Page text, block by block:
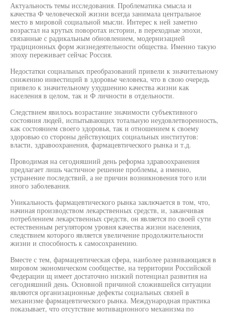
Актуальность темы исследования. Проблематика смысла и
качества Ф человеческой жизни всегда занимала центральное
место в мировой социальной мысли. Интерес к ней заметно
возрастал на крутых поворотах истории, в переходные эпохи,
связанные с радикальным обновлением, модернизацией
традиционных форм жизнедеятельности общества. Именно такую
эпоху переживает сейчас Россия.
Недостатки социальных преобразований привели к значительному
снижению инвестиций в здоровье человека, что в свою очередь
привело к значительному ухудшению качества жизни как
населения в целом, так и Ф личности в отдельности.
Следствием явилось возрастание значимости субъективного
состояния людей, испытывающих тотальную неудовлетворенность,
как состоянием своего здоровья, так и отношением к своему
здоровью со стороны действующих социальных институтов:
власти, здравоохранения, фармацевтического рынка и т.д.
Проводимая на сегодняшний день реформа здравоохранения
предлагает лишь частичное решение проблемы, а именно,
устранение последствий, а не причин возникновения того или
иного заболевания.
Уникальность фармацевтического рынка заключается в том, что,
начиная производством лекарственных средств, и, заканчивая
потреблением лекарственных средств, он является по своей сути
естественным регулятором уровня качества жизни населения,
следствием которого является увеличение продолжительности
жизни и способность к самосохранению.
Вместе с тем, фармацевтическая сфера, наиболее развивающаяся в
мировом экономическом сообществе, на территории Российской
Федерации щ имеет достаточно низкий потенциал развития на
сегодняшний день. Основной причиной сложившейся ситуации
являются организационные дефекты социальных связей в
механизме фармацевтического рынка. Международная практика
показывает, что отсутствие мотивационного механизма по